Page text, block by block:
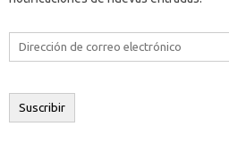
Dirección
electrónico
Suscribir